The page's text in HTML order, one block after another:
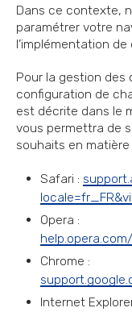
Dans ce contexte,
paramétrer votre
l’implémentation de
Pour la gestion des
configuration de
est décrite dans le
vous permettra de
souhaits en matière
Safari :
Opera :
Chrome :
Internet